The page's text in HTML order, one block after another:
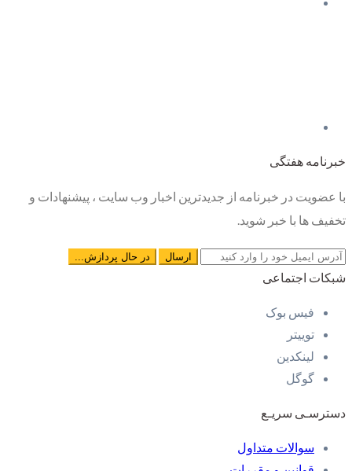
خبرنامه هفتگی
با عضویت در خبرنامه از جدیدترین اخبار وب سایت ، پیشنهادات و
تخفیف ها با خبر شوید.
شبکات اجتماعی
فیس بوک
توییتر
لینکدین
گوگل
دسترسـی سریـع
سوالات متداول